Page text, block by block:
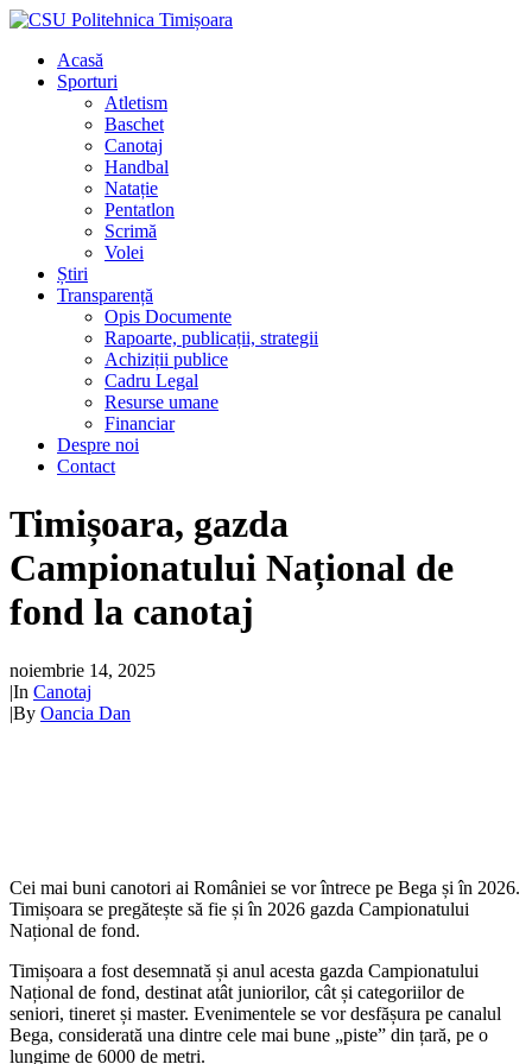
Acasă
Sporturi
Atletism
Baschet
Canotaj
Handbal
Natație
Pentatlon
Scrimă
Volei
Știri
Transparență
Opis Documente
Rapoarte, publicații, strategii
Achiziții publice
Cadru Legal
Resurse umane
Financiar
Despre noi
Contact
Timișoara, gazda
Campionatului Național de
fond la canotaj
noiembrie 14, 2025
|In Canotaj
|By Oancia Dan
Cei mai buni canotori ai României se vor întrece pe Bega și în 2026.
Timișoara se pregătește să fie și în 2026 gazda Campionatului
Național de fond.
Timișoara a fost desemnată și anul acesta gazda Campionatului
Național de fond, destinat atât juniorilor, cât și categoriilor de
seniori, tineret și master. Evenimentele se vor desfășura pe canalul
Bega, considerată una dintre cele mai bune „piste” din țară, pe o
lungime de 6000 de metri.